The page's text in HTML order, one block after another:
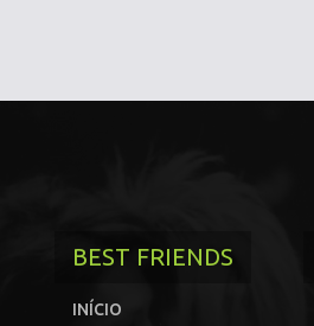
BEST FRIENDS
INÍCIO